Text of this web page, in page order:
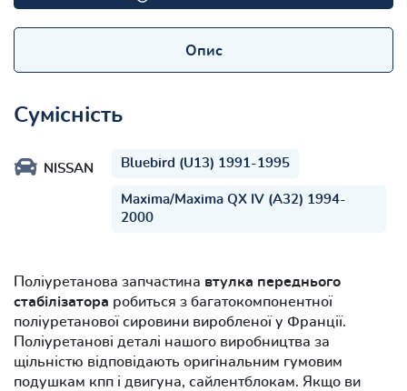
Опис
Сумісність
NISSAN Bluebird (U13) 1991-1995
Maxima/Maxima QX IV (A32) 1994-
2000
Поліуретанова запчастина втулка переднього
стабілізатора робиться з багатокомпонентної
поліуретанової сировини виробленої у Франції.
Поліуретанові деталі нашого виробництва за
щільністю відповідають оригінальним гумовим
подушкам кпп і двигуна, сайлентблокам. Якщо ви